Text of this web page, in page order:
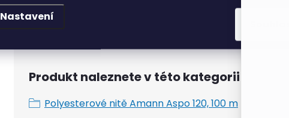
NastaveníUpozornění
Produkt naleznete v této kategorii
Polyesterové nitě Amann Aspo 120, 100 m